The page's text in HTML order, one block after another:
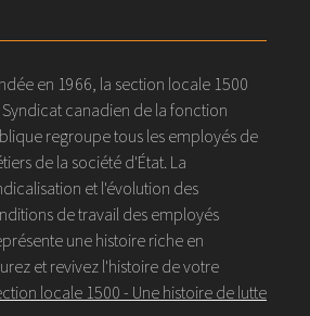
en 1966, la section locale 1500
canadien de la fonction
regroupe tous les employés de
de la société d'État. La
et l'évolution des
de travail des employés
une histoire riche en
et revivez l'histoire de votre
locale 1500 - Une histoire de lutte